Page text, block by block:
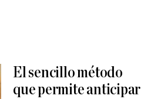
El sencillo método
que permite anticipar